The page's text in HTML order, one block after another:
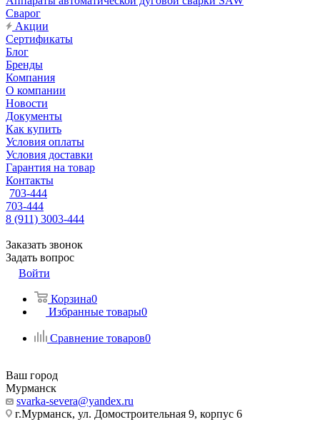
Сварог
Акции
Сертификаты
Блог
Бренды
Компания
О компании
Новости
Документы
Как купить
Условия оплаты
Условия доставки
Гарантия на товар
Контакты
703-444
703-444
8 (911) 3003-444
Заказать звонок
Задать вопрос
Войти
Корзина0
Избранные товары0
Сравнение товаров0
Ваш город
Мурманск
svarka-severa@yandex.ru
г.Мурманск, ул. Домостроительная 9, корпус 6